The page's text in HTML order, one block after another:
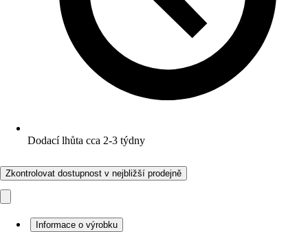
Dodací lhůta cca 2-3 týdny
Zkontrolovat dostupnost v nejbližší prodejně
Informace o výrobku